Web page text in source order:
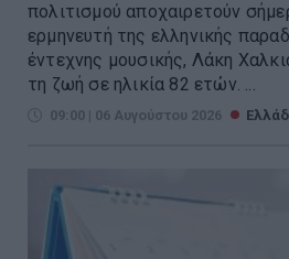
πολιτισμού αποχαιρετούν
ερμηνευτή της ελληνικής
έντεχνης μουσικής, Λάκη
τη ζωή σε ηλικία 82 ετών. ...
09:00 | 06 Αυγούστου 2026